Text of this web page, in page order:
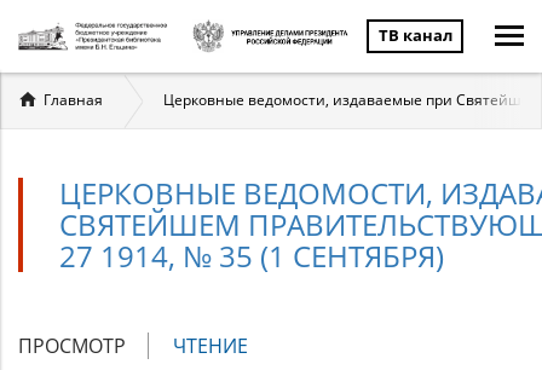
ТВ канал
Вы
здесь
Главная Церковные ведомости, издаваемые при
ЦЕРКОВНЫЕ ВЕДОМОСТИ,
СВЯТЕЙШЕМ
27 1914, № 35 (1 СЕНТЯБРЯ)
Главные
ПРОСМОТР ЧТЕНИЕ